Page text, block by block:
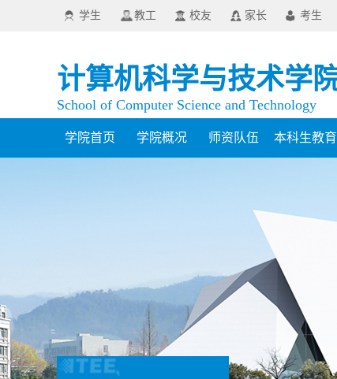
学生 教工 校友 家长 考生
计算机科学与技术学
School of Computer Science and Technology
学院首页 学院概况 师资队伍 本科生教育